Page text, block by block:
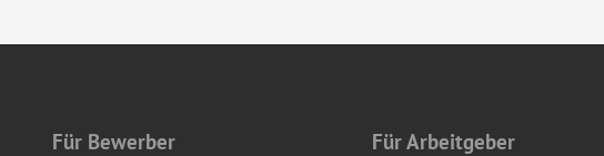
Für Bewerber Für Arbeitgeber